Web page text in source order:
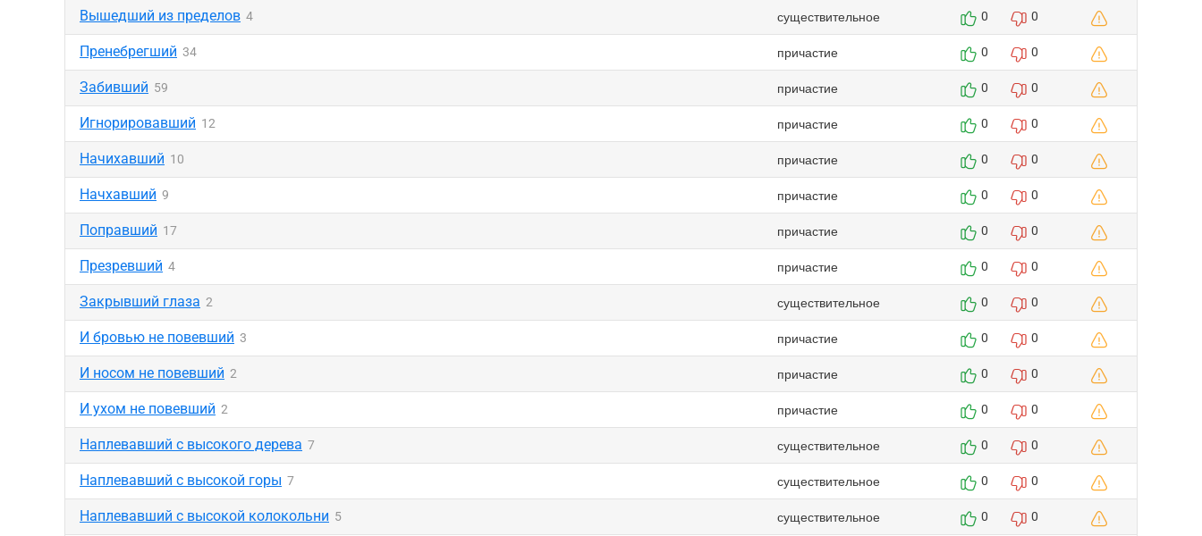
Вышедший из пределов 4 существительное 0 0
Пренебрегший 34 причастие 0 0
Забивший 59 причастие 0 0
Игнорировавший 12 причастие 0 0
Начихавший 10 причастие 0 0
Начхавший 9 причастие 0 0
Поправший 17 причастие 0 0
Презревший 4 причастие 0 0
Закрывший глаза 2 существительное 0 0
И бровью не повевший 3 причастие 0 0
И носом не повевший 2 причастие 0 0
И ухом не повевший 2 причастие 0 0
Наплевавший с высокого дерева 7 существительное 0 0
Наплевавший с высокой горы 7 существительное 0 0
Наплевавший с высокой колокольни 5 существительное 0 0